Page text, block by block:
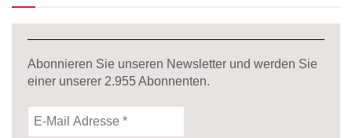
Abonnieren Sie unseren Newsletter und werden Sie
einer unserer 2.955Abonnenten.